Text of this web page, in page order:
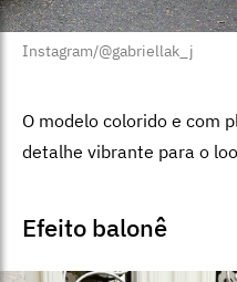
Instagram/@gabriellak_j
O modelo colorido e com
detalhe vibrante para o
Efeito balonê